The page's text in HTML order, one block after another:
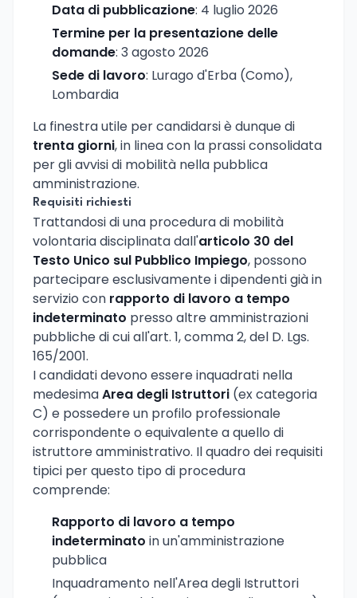
Data di pubblicazione: 4 luglio 2026
Termine per la presentazione delle
domande: 3 agosto 2026
Sede di lavoro: Lurago d'Erba (Como),
Lombardia
La finestra utile per candidarsi è dunque di
trenta giorni, in linea con la prassi consolidata
per gli avvisi di mobilità nella pubblica
amministrazione.
Requisiti richiesti
Trattandosi di una procedura di mobilità
volontaria disciplinata dall'articolo 30 del
Testo Unico sul Pubblico Impiego, possono
partecipare esclusivamente i dipendenti già in
servizio con rapporto di lavoro a tempo
indeterminato presso altre amministrazioni
pubbliche di cui all'art. 1, comma 2, del D. Lgs.
165/2001.
I candidati devono essere inquadrati nella
medesimaArea degli Istruttori (ex categoria
C) e possedere un profilo professionale
corrispondente o equivalente a quello di
istruttore amministrativo. Il quadro dei requisiti
tipici per questo tipo di procedura
comprende:
Rapporto di lavoro a tempo
indeterminato in un'amministrazione
pubblica
Inquadramento nell'Area degli Istruttori